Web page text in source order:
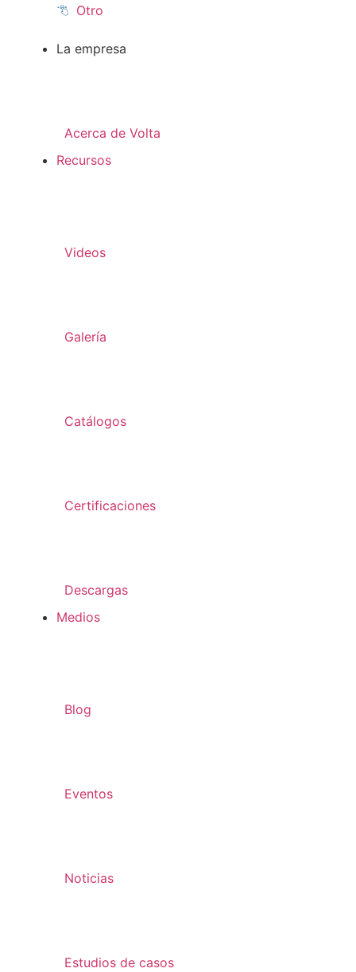
Otro
La empresa
Acerca de Volta
Recursos
Videos
Galería
Catálogos
Certificaciones
Descargas
Medios
Blog
Eventos
Noticias
Estudios de casos